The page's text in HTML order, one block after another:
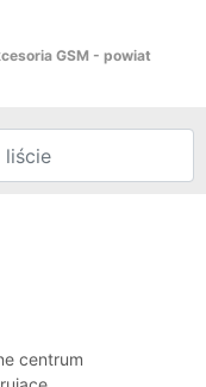
GSM - powiat
centrum